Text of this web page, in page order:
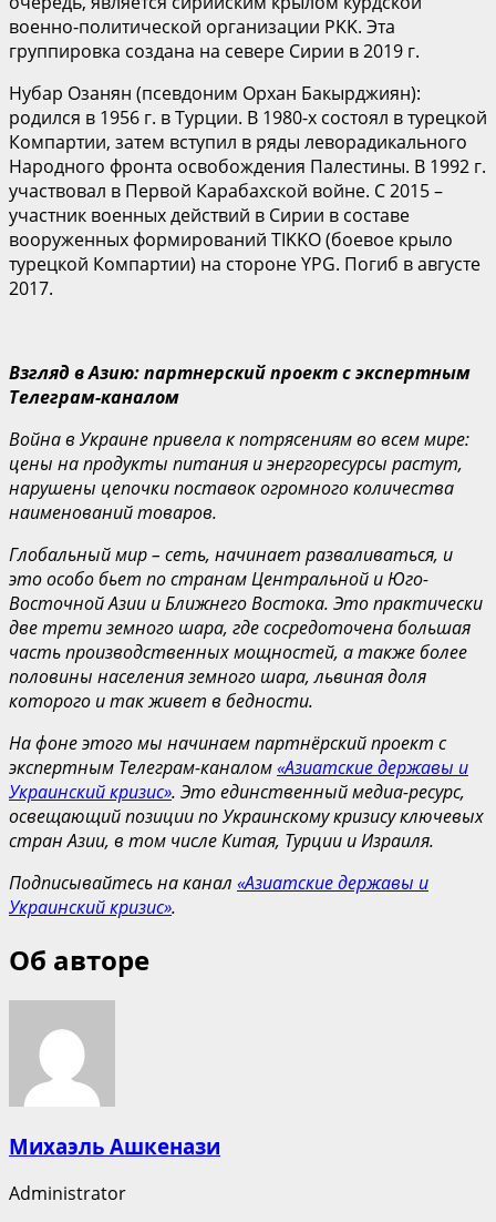
военно-политической организации PKK. Эта
группировка создана на севере Сирии в 2019 г.
Нубар Озанян (псевдоним Орхан Бакырджиян):
родился в 1956 г. в Турции. В 1980-х состоял в турецкой
Компартии, затем вступил в ряды леворадикального
Народного фронта освобождения Палестины. В 1992 г.
участвовал в Первой Карабахской войне. С 2015 –
участник военных действий в Сирии в составе
вооруженных формирований TIKKO (боевое крыло
турецкой Компартии) на стороне YPG. Погиб в августе
2017.
Взгляд в Азию: партнерский проект с экспертным
Телеграм-каналом
Война в Украине привела к потрясениям во всем мире:
цены на продукты питания и энергоресурсы растут,
нарушены цепочки поставок огромного количества
наименований товаров.
Глобальный мир – сеть, начинает разваливаться, и
это особо бьет по странам Центральной и Юго-
Восточной Азии и Ближнего Востока. Это практически
две трети земного шара, где сосредоточена большая
часть производственных мощностей, а также более
половины населения земного шара, львиная доля
которого и так живет в бедности.
На фоне этого мы начинаем партнёрский проект с
экспертным Телеграм-каналом«Азиатские державы и
Украинский кризис». Это единственный медиа-ресурс,
освещающий позиции по Украинскому кризису ключевых
стран Азии, в том числе Китая, Турции и Израиля.
Подписывайтесь на канал «Азиатские державы и
Украинский кризис».
Об авторе
Михаэль Ашкенази
Administrator